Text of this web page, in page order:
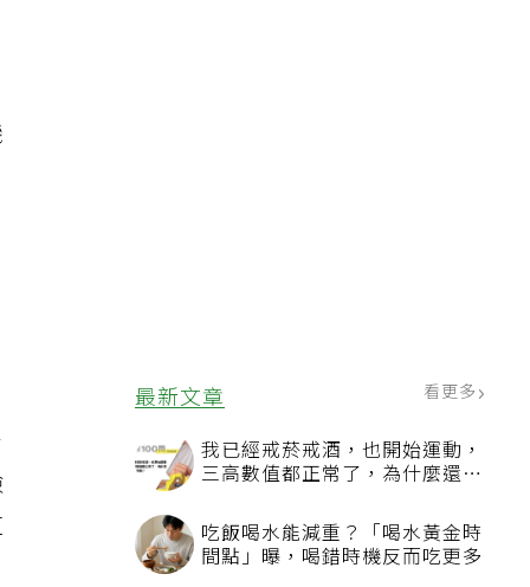
最新文章 看更多
我已經戒菸戒酒，也開始運動，
三高數值都正常了，為什麼還不
吃飯喝水能減重？「喝水黃金時
間點」曝，喝錯時機反而吃更多